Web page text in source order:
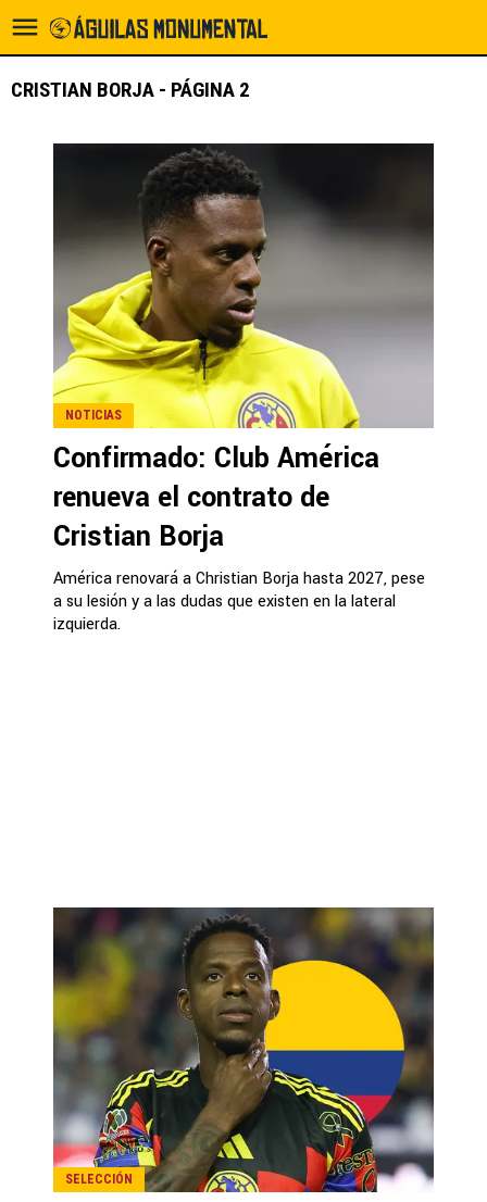
CRISTIAN BORJA - PÁGINA 2
NOTICIAS
Confirmado: Club América
renueva el contrato de
Cristian Borja
América renovará a Christian Borja hasta 2027, pese
a su lesión y a las dudas que existen en la lateral
izquierda.
SELECCIÓN